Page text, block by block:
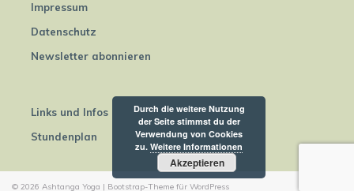
Impressum
Datenschutz
Newsletter abonnieren
Links und Infos
Stundenplan
© 2026 Ashtanga Yoga | Bootstrap-Theme für WordPress
Durch die weitere Nutzung
der Seite stimmst du der
Verwendung von Cookies
zu. Weitere Informationen
Akzeptieren